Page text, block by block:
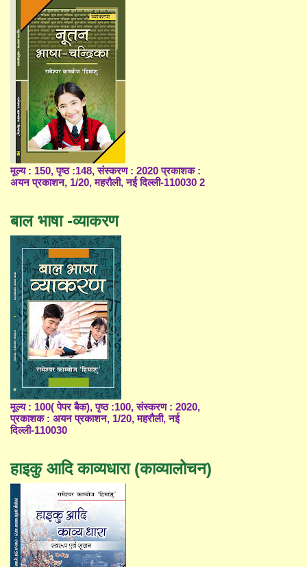
मूल्य : 150, पृष्ठ :148, संस्करण : 2020 प्रकाशक :
अयन प्रकाशन, 1/20, महरौली, नई दिल्ली-110030 2
बाल भाषा -व्याकरण
मूल्य : 100( पेपर बैक), पृष्ठ :100, संस्करण : 2020,
प्रकाशक : अयन प्रकाशन, 1/20, महरौली, नई
दिल्ली-110030
हाइकु आदि काव्यधारा (काव्यालोचन)